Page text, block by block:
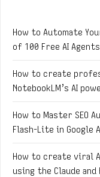
How to Automate
of 100 Free AI
How to create
NotebookLM’s AI
How to Master SEO
Flash-Lite in Google
How to create viral
using the Claude